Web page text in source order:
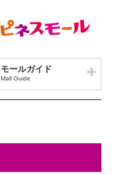
モールガイド
Mall Guide